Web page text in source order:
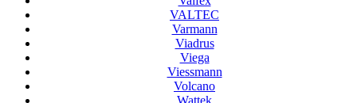
VALTEC
Varmann
Viadrus
Viega
Viessmann
Volcano